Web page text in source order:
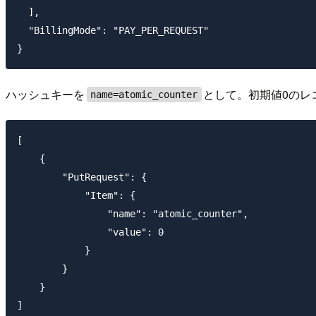
  ],
  "BillingMode": "PAY_PER_REQUEST"
ハッシュキーを name=atomic_counter として。初期値0のレ
[
    {
        "PutRequest": {
            "Item": {
                "name": "atomic_counter",
                "value": 0
            }
        }
    }